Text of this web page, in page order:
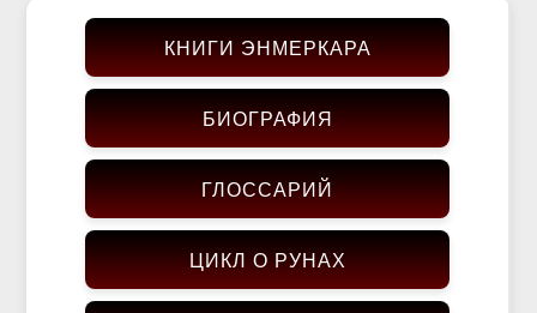
КНИГИ ЭНМЕРКАРА
БИОГРАФИЯ
ГЛОССАРИЙ
ЦИКЛ О РУНАХ